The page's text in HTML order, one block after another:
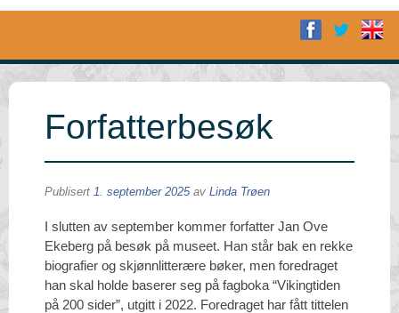
Forfatterbesøk
Publisert 1. september 2025av Linda Trøen
I slutten av september kommer forfatter Jan Ove
Ekeberg på besøk på museet. Han står bak en rekke
biografier og skjønnlitterære bøker, men foredraget
han skal holde baserer seg på fagboka “Vikingtiden
på 200 sider”, utgitt i 2022. Foredraget har fått tittelen